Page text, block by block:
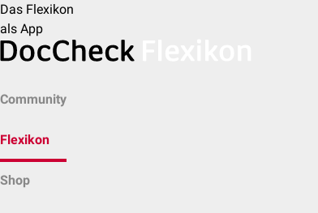
Das Flexikon
als App
Community
Flexikon
Shop